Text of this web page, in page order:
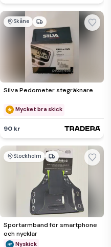
Skåne
Silva Pedometer stegräknare
Mycket bra skick
90 kr
Stockholm
Sportarmband för smartphone
och nycklar
Nyskick